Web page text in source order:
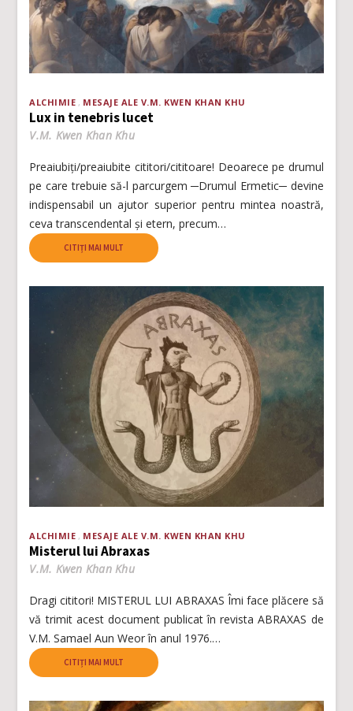
ALCHIMIE MESAJE ALE V.M. KWEN KHAN KHU
Lux in tenebris lucet
V.M. Kwen Khan Khu
Preaiubiți/preaiubite cititori/cititoare! Deoarece pe drumul
pe care trebuie să-l parcurgem ─Drumul Ermetic─ devine
indispensabil un ajutor superior pentru mintea noastră,
ceva transcendental și etern, precum…
CITIȚI MAI MULT
ALCHIMIE MESAJE ALE V.M. KWEN KHAN KHU
Misterul lui Abraxas
V.M. Kwen Khan Khu
Dragi cititori! MISTERUL LUI ABRAXAS Îmi face plăcere să
vă trimit acest document publicat în revista ABRAXAS de
V.M. Samael Aun Weor în anul 1976.…
CITIȚI MAI MULT